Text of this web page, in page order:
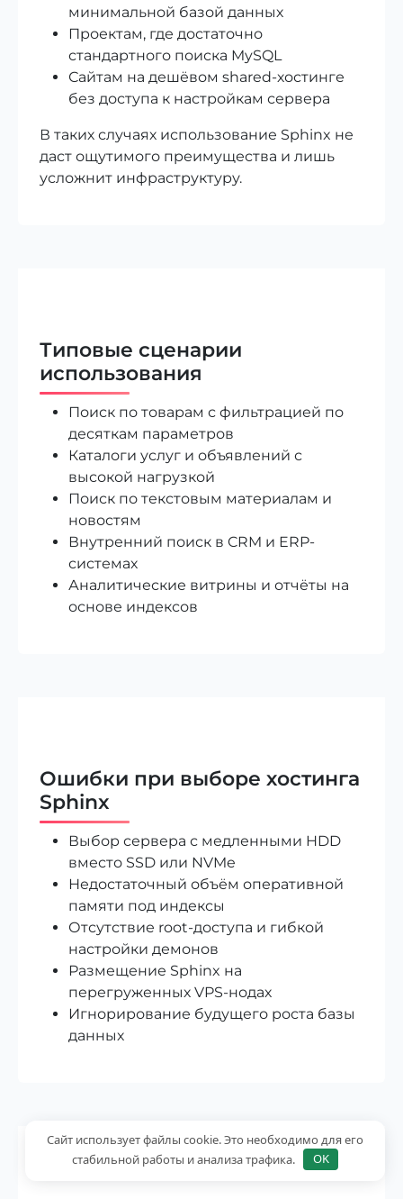
минимальной базой данных
Проектам, где достаточно
стандартного поиска MySQL
Сайтам на дешёвом shared-хостинге
без доступа к настройкам сервера
В таких случаях использование Sphinx не
даст ощутимого преимущества и лишь
усложнит инфраструктуру.
Типовые сценарии
использования
Поиск по товарам с фильтрацией по
десяткам параметров
Каталоги услуг и объявлений с
высокой нагрузкой
Поиск по текстовым материалам и
новостям
Внутренний поиск в CRM и ERP-
системах
Аналитические витрины и отчёты на
основе индексов
Ошибки при выборе хостинга
Sphinx
Выбор сервера с медленными HDD
вместо SSD или NVMe
Недостаточный объём оперативной
памяти под индексы
Отсутствие root-доступа и гибкой
настройки демонов
Размещение Sphinx на
перегруженных VPS-нодах
Игнорирование будущего роста базы
данных
Сайт использует файлы cookie. Это необходимо для его
стабильной работы и анализа трафика.
OK